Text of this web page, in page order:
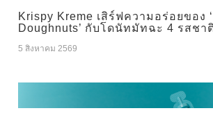
Krispy Kreme เสิร์ฟความอร่อยของ
Doughnuts’ กับโดนัทมัทฉะ 4 รสชา
5 สิงหาคม 2569